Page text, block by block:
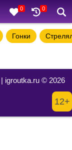
0 0
Гонки
| igroutka.ru © 2026
12+